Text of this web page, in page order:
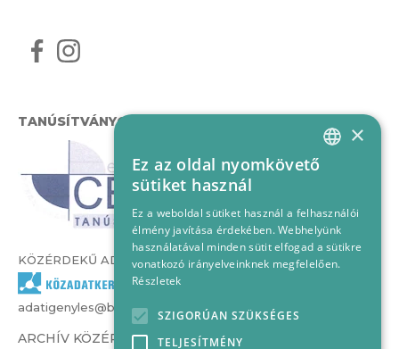
TANÚSÍTVÁNYOK
KÖZÉRDEKŰ ADATOK
adatigenyles@bvcs.hu
ARCHÍV KÖZÉRDEKŰ ADATOK –
HUNGARIAN
×
Ez az oldal nyomkövető
sütiket használ
Ez a weboldal sütiket használ a felhasználói
élmény javítása érdekében. Webhelyünk
használatával minden sütit elfogad a sütikre
vonatkozó irányelveinknek megfelelően.
Részletek
SZIGORÚAN SZÜKSÉGES
TELJESÍTMÉNY